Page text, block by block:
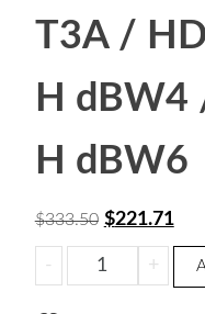
T3A /
H
H dBW6
$333.50 El
precio
original
$221.71El
-
DAHUA
PFA137
+